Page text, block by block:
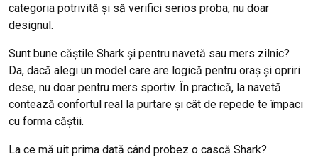
categoria potrivită și să verifici serios proba, nu doar
designul.
Sunt bune căștile Shark și pentru navetă sau mers zilnic?
Da, dacă alegi un model care are logică pentru oraș și opriri
dese, nu doar pentru mers sportiv. În practică, la navetă
contează confortul real la purtare și cât de repede te împaci
cu forma căștii.
La ce mă uit prima dată când probez o cască Shark?